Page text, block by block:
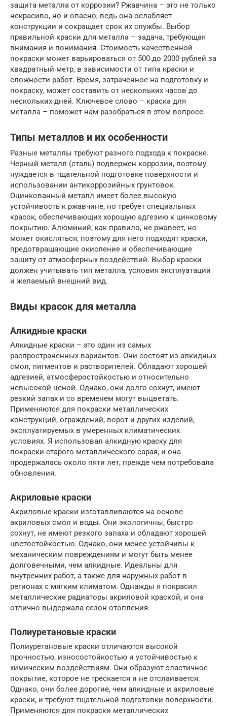
защита металла от коррозии? Ржавчина – это не только
некрасиво, но и опасно, ведь она ослабляет
конструкции и сокращает срок их службы. Выбор
правильной краски для металла – задача, требующая
внимания и понимания. Стоимость качественной
покраски может варьироваться от 500 до 2000 рублей за
квадратный метр, в зависимости от типа краски и
сложности работ. Время, затраченное на подготовку и
покраску, может составить от нескольких часов до
нескольких дней. Ключевое слово – краска для
металла – поможет нам разобраться в этом вопросе.
Типы металлов и их особенности
Разные металлы требуют разного подхода к покраске.
Черный металл (сталь) подвержен коррозии, поэтому
нуждается в тщательной подготовке поверхности и
использовании антикоррозийных грунтовок.
Оцинкованный металл имеет более высокую
устойчивость к ржавчине, но требует специальных
красок, обеспечивающих хорошую адгезию к цинковому
покрытию. Алюминий, как правило, не ржавеет, но
может окисляться, поэтому для него подходят краски,
предотвращающие окисление и обеспечивающие
защиту от атмосферных воздействий. Выбор краски
должен учитывать тип металла, условия эксплуатации
и желаемый внешний вид.
Виды красок для металла
Алкидные краски
Алкидные краски – это один из самых
распространенных вариантов. Они состоят из алкидных
смол, пигментов и растворителей. Обладают хорошей
адгезией, атмосферостойкостью и относительно
невысокой ценой. Однако, они долго сохнут, имеют
резкий запах и со временем могут выцветать.
Применяются для покраски металлических
конструкций, ограждений, ворот и других изделий,
эксплуатируемых в умеренных климатических
условиях. Я использовал алкидную краску для
покраски старого металлического сарая, и она
продержалась около пяти лет, прежде чем потребовала
обновления.
Акриловые краски
Акриловые краски изготавливаются на основе
акриловых смол и воды. Они экологичны, быстро
сохнут, не имеют резкого запаха и обладают хорошей
цветостойкостью. Однако, они менее устойчивы к
механическим повреждениям и могут быть менее
долговечными, чем алкидные. Идеальны для
внутренних работ, а также для наружных работ в
регионах с мягким климатом. Однажды я покрасил
металлические радиаторы акриловой краской, и она
отлично выдержала сезон отопления.
Полиуретановые краски
Полиуретановые краски отличаются высокой
прочностью, износостойкостью и устойчивостью к
химическим воздействиям. Они образуют эластичное
покрытие, которое не трескается и не отслаивается.
Однако, они более дорогие, чем алкидные и акриловые
краски, и требуют тщательной подготовки поверхности.
Применяются для покраски металлических